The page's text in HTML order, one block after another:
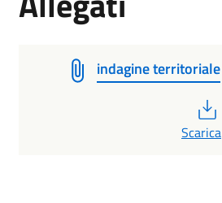
indagine territoriale
Scarica